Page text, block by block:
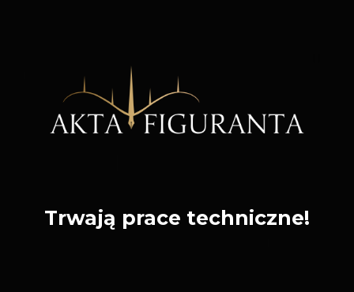
Trwają prace techniczne!